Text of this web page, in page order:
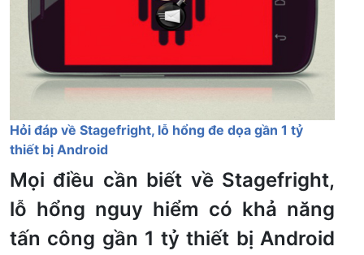
Hỏi đáp về Stagefright, lỗ hổng đe dọa gần 1 tỷ
thiết bị Android
Mọi điều cần biết về Stagefright,
lỗ hổng nguy hiểm có khả năng
tấn công gần 1 tỷ thiết bị Android